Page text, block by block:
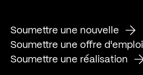
Soumettre une nouvelle
Soumettre une offre d'emploi
Soumettre une réalisation